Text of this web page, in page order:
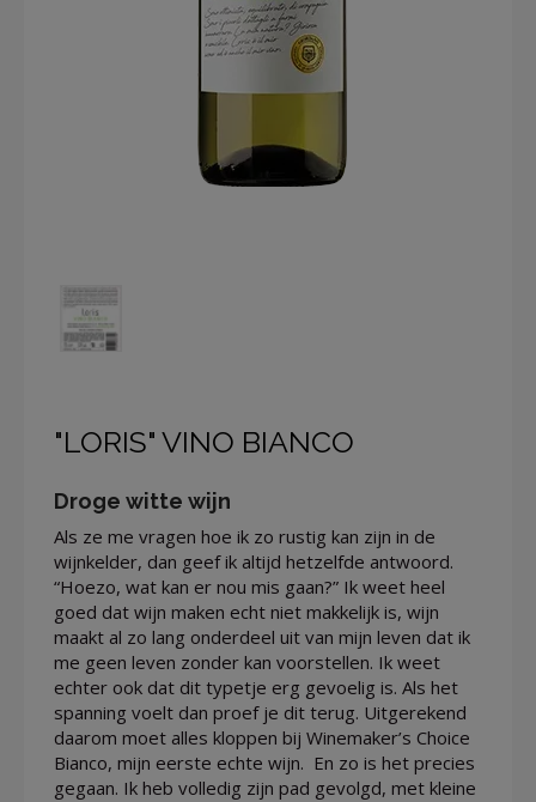
"LORIS" VINO BIANCO
Droge witte wijn
Als ze me vragen hoe ik zo rustig kan zijn in de
wijnkelder, dan geef ik altijd hetzelfde antwoord.
“Hoezo, wat kan er nou mis gaan?” Ik weet heel
goed dat wijn maken echt niet makkelijk is, wijn
maakt al zo lang onderdeel uit van mijn leven dat ik
me geen leven zonder kan voorstellen. Ik weet
echter ook dat dit typetje erg gevoelig is. Als het
spanning voelt dan proef je dit terug. Uitgerekend
daarom moet alles kloppen bij Winemaker’s Choice
Bianco, mijn eerste echte wijn. En zo is het precies
gegaan. Ik heb volledig zijn pad gevolgd, met kleine